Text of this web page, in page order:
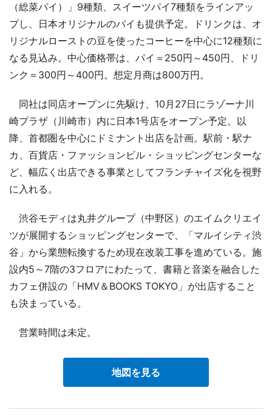
（総菜パイ）」9種類、スイーツパイ7種類をラインアッ
プし、日本オリジナルのパイも提供予定。ドリンクは、オ
リジナルローストの豆を使ったコーヒーを中心に12種類に
なる見込み。中心価格帯は、パイ＝250円～450円、ドリ
ンク＝300円～400円。想定月商は800万円。
同社は同店オープンに先駆け、10月27日にラゾーナ川
崎プラザ（川崎市）内に日本1号店をオープン予定。以
降、首都圏を中心にドミナント出店を計画。駅前・駅ナ
カ、百貨店・ファッションビル・ショッピングセンターな
ど、幅広く出店できる事業としてフランチャイズ化を視野
に入れる。
渋谷モディは丸井グループ（中野区）のエイムクリエイ
ツが展開するショッピングセンターで、「マルイシティ渋
谷」から業態転換するため現在改装工事を進めている。施
設内5～7階の3フロアにわたって、書籍と音楽を融合した
カフェ併設の「HMV＆BOOKS TOKYO」が出店すること
も決まっている。
営業時間は未定。
地図を見る